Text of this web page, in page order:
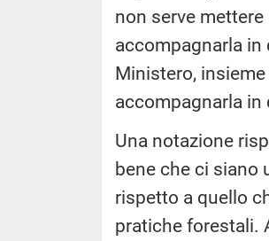
non serve
accompagnarla in
Ministero,
accompagnarla
Una notazione
bene che ci siano
rispetto a quello
pratiche forestali.